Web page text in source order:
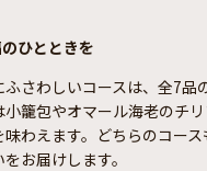
ひとときを
ふさわしいコースは、全7
小籠包やオマール海老のチ
味わえます。どちらのコー
お届けします。